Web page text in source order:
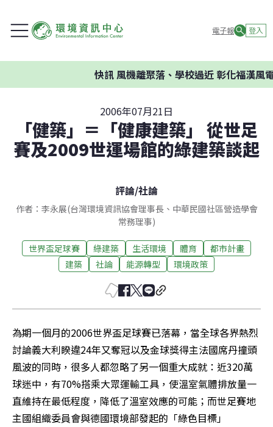
電子報 登入
快訊風機離聚落、學校過近 彰化福漢風電
2006年07月21日
「健築」＝「健康建築」 從世足
賽及2009世運場館的綠建築談起
評論/社論
作者：李永展(台灣環境資訊協會理事長、中華民國社區營造學會
常務理事)
世界盃足球賽 綠建築 生活環境 體育
都市計畫
建築
社論 能源轉型 環境政策
為期一個月的2006世界盃足球賽已落幕，當全球各界熱烈
討論義大利睽違24年又奪冠以及金球獎得主法國席丹撞頭
風波的同時，很多人都忽略了另一個重大成就：近320萬
球迷中，有70%搭乘大眾運輸工具，使溫室氣體排放量一
直維持在最低程度，降低了溫室效應的可能；而世足賽地
主國組織委員會與德國環境部發起的「綠色目標」